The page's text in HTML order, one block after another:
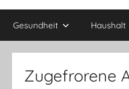
werden
Sie
Gesundheit Haushalt
Zugefrorene